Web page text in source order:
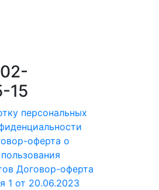
15
персональных
оферта о
Договор-оферта
1 от 20.06.2023